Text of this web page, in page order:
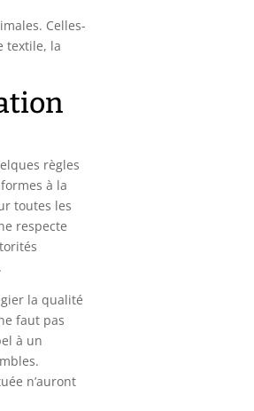
Celles-
textile, la
règles
à la
toutes les
respecte
la qualité
faut pas
à un
n’auront